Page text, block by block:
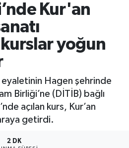
Kur'an
yoğun
eyaletinin Hagen şehrinde
Birliği’ne (DİTİB) bağlı
açılan kurs, Kur’an
getirdi.
2 DK
ve Fikstür